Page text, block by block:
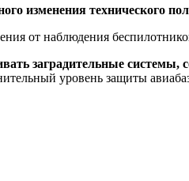
изменения технического
от наблюдения
заградительные системы,
уровень защиты